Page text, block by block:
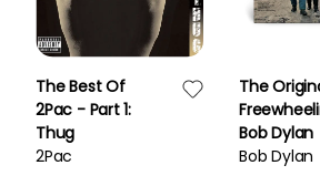
The Best Of
2Pac - Part 1:
Thug
2Pac
The
Bob Dylan
Bob Dylan